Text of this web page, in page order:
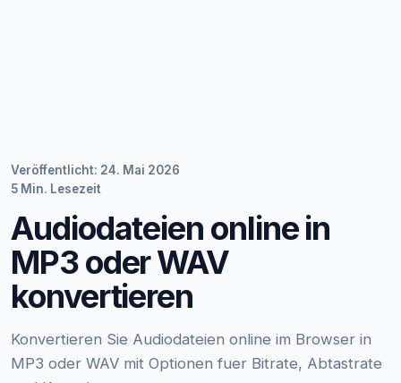
Veröffentlicht: 24. Mai 2026
5 Min. Lesezeit
Audiodateien online in
MP3 oder WAV
konvertieren
Konvertieren Sie Audiodateien online im Browser in
MP3 oder WAV mit Optionen fuer Bitrate, Abtastrate